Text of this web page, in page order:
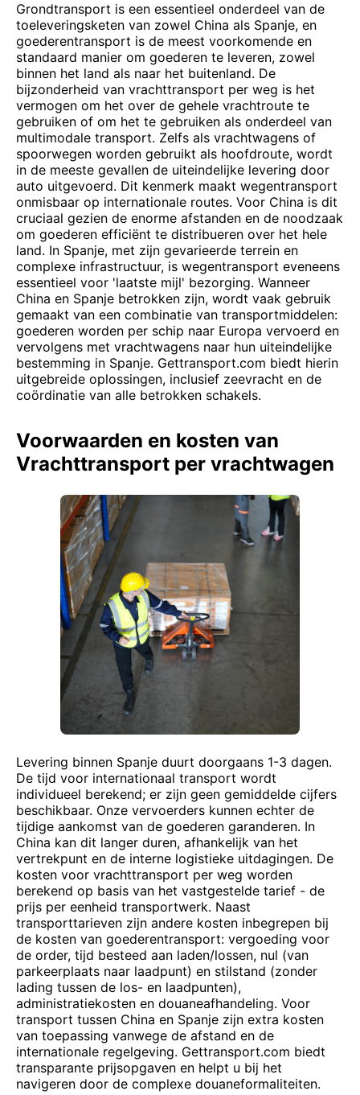
Grondtransport is een essentieel onderdeel van de
toeleveringsketen van zowel China als Spanje, en
goederentransport is de meest voorkomende en
standaard manier om goederen te leveren, zowel
binnen het land als naar het buitenland. De
bijzonderheid van vrachttransport per weg is het
vermogen om het over de gehele vrachtroute te
gebruiken of om het te gebruiken als onderdeel van
multimodale transport. Zelfs als vrachtwagens of
spoorwegen worden gebruikt als hoofdroute, wordt
in de meeste gevallen de uiteindelijke levering door
auto uitgevoerd. Dit kenmerk maakt wegentransport
onmisbaar op internationale routes. Voor China is dit
cruciaal gezien de enorme afstanden en de noodzaak
om goederen efficiënt te distribueren over het hele
land. In Spanje, met zijn gevarieerde terrein en
complexe infrastructuur, is wegentransport eveneens
essentieel voor 'laatste mijl' bezorging. Wanneer
China en Spanje betrokken zijn, wordt vaak gebruik
gemaakt van een combinatie van transportmiddelen:
goederen worden per schip naar Europa vervoerd en
vervolgens met vrachtwagens naar hun uiteindelijke
bestemming in Spanje. Gettransport.com biedt hierin
uitgebreide oplossingen, inclusief zeevracht en de
coördinatie van alle betrokken schakels.
Voorwaarden en kosten van
Vrachttransport per vrachtwagen
Levering binnen Spanje duurt doorgaans 1-3 dagen.
De tijd voor internationaal transport wordt
individueel berekend; er zijn geen gemiddelde cijfers
beschikbaar. Onze vervoerders kunnen echter de
tijdige aankomst van de goederen garanderen. In
China kan dit langer duren, afhankelijk van het
vertrekpunt en de interne logistieke uitdagingen. De
kosten voor vrachttransport per weg worden
berekend op basis van het vastgestelde tarief - de
prijs per eenheid transportwerk. Naast
transporttarieven zijn andere kosten inbegrepen bij
de kosten van goederentransport: vergoeding voor
de order, tijd besteed aan laden/lossen, nul (van
parkeerplaats naar laadpunt) en stilstand (zonder
lading tussen de los- en laadpunten),
administratiekosten en douaneafhandeling. Voor
transport tussen China en Spanje zijn extra kosten
van toepassing vanwege de afstand en de
internationale regelgeving. Gettransport.com biedt
transparante prijsopgaven en helpt u bij het
navigeren door de complexe douaneformaliteiten.